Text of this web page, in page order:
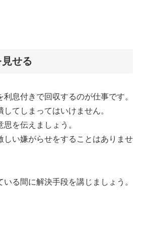
見せる
息付きで回収するのが仕事です。
てしまってはいけません。
を伝えましょう。
しい嫌がらせをすることはありませ
る間に解決手段を講じましょう。